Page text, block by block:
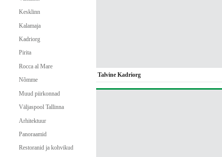
Kesklinn
Kalamaja
Kadriorg
Pirita
Rocca al Mare
Nõmme
Muud piirkonnad
Väljaspool Tallinna
Arhitektuur
Panoraamid
Restoranid ja kohvikud
Talvine Kadriorg